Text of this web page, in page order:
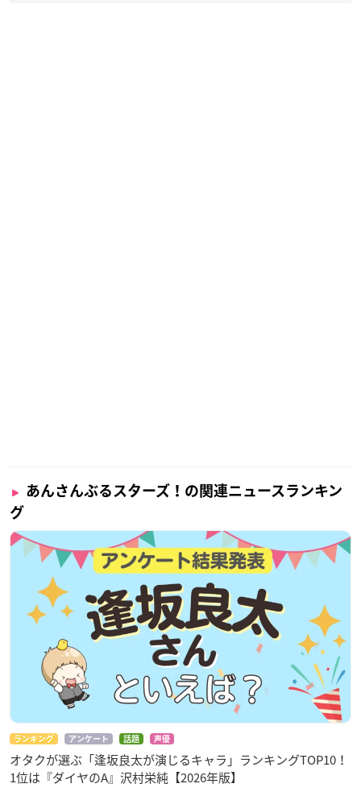
あんさんぶるスターズ！の関連ニュースランキン
グ
ランキング アンケート 話題 声優
オタクが選ぶ「逢坂良太が演じるキャラ」ランキングTOP10！
1位は『ダイヤのA』沢村栄純【2026年版】